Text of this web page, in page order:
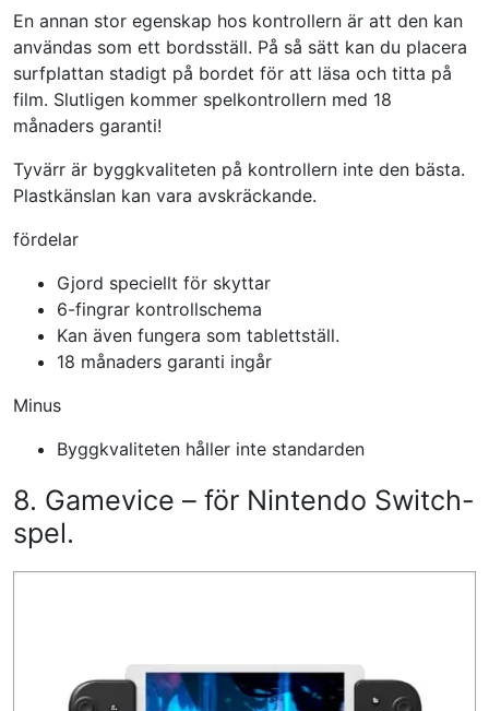
En annan stor egenskap hos kontrollern är att den kan
användas som ett bordsställ. På så sätt kan du placera
surfplattan stadigt på bordet för att läsa och titta på
film. Slutligen kommer spelkontrollern med 18
månaders garanti!
Tyvärr är byggkvaliteten på kontrollern inte den bästa.
Plastkänslan kan vara avskräckande.
fördelar
Gjord speciellt för skyttar
6-fingrar kontrollschema
Kan även fungera som tablettställ.
18 månaders garanti ingår
Minus
Byggkvaliteten håller inte standarden
8. Gamevice – för Nintendo Switch-
spel.